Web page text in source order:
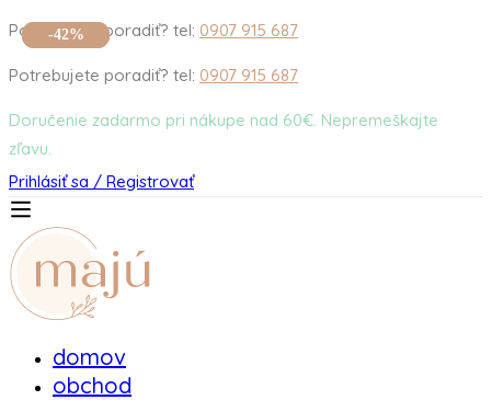
Potrebujete poradiť? tel: 0907 915 687
Potrebujete poradiť? tel: 0907 915 687
Doručenie zadarmo pri nákupe nad 60€. Nepremeškajte
zľavu.
Prihlásiť sa / Registrovať
domov
obchod
-60%
-42%